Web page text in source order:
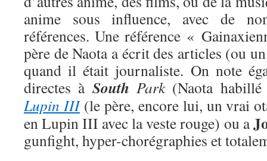
anime sous influence, avec de
références. Une référence «
père de Naota a écrit des articles (ou
quand il était journaliste. On note
directes à South Park(Naota
Lupin III(le père, encore lui, un vrai
en Lupin III avec la veste rouge) ou a
gunfight, hyper-chorégraphies et